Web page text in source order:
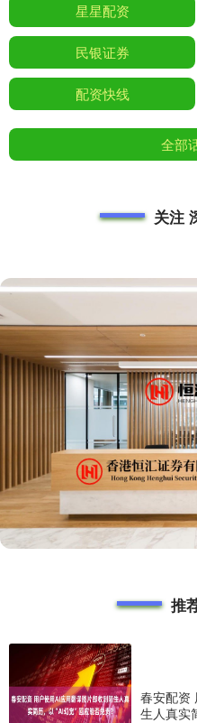
星星配资
民银证券
配资快线
全部
关注
推
春安配资
生人真实